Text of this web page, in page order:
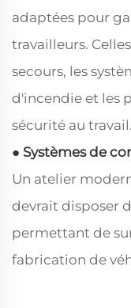
adaptées pour
travailleurs.
secours, les
d'incendie et les
sécurité au travail.
● Systèmes de
Un atelier
devrait disposer
permettant de
fabrication de